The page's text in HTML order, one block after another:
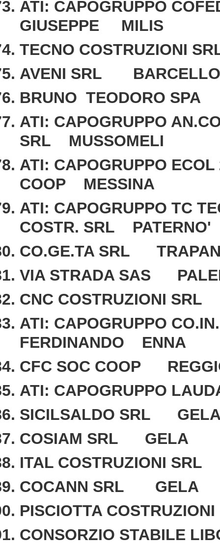
ATI: CAPOGRUPPO
GIUSEPPE MILIS
TECNO COSTRUZIONI
AVENI SRL
BRUNO TEODORO SPA
ATI: CAPOGRUPPO
SRL MUSSOMELI
ATI: CAPOGRUPPO
COOP MESSINA
ATI: CAPOGRUPPO TC
COSTR. SRL PATERNO'
CO.GE.TA SRL
VIA STRADA SAS
CNC COSTRUZIONI SRL
ATI: CAPOGRUPPO
FERDINANDO ENNA
CFC SOC COOP
ATI: CAPOGRUPPO
SICILSALDO SRL
COSIAM SRL GELA
ITAL COSTRUZIONI
COCANN SRL GELA
PISCIOTTA
CONSORZIO STABILE